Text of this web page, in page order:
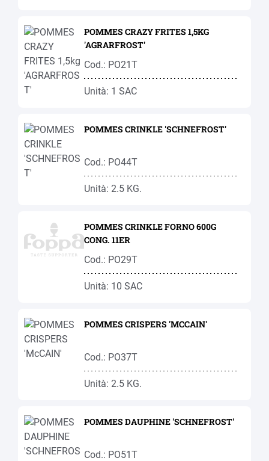
POMMES CRAZY FRITES 1,5KG
'AGRARFROST'
Cod.: PO21T
Unità: 1 SAC
POMMES CRINKLE 'SCHNEFROST'
Cod.: PO44T
Unità: 2.5 KG.
POMMES CRINKLE FORNO 600G
CONG. 11ER
Cod.: PO29T
Unità: 10 SAC
POMMES CRISPERS 'MCCAIN'
Cod.: PO37T
Unità: 2.5 KG.
POMMES DAUPHINE 'SCHNEFROST'
Cod.: PO51T